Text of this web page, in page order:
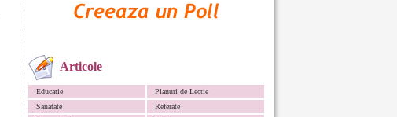
Articole
Educatie
Planuri de Lectie
Sanatate
Referate